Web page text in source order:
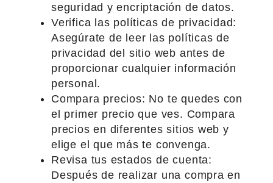
seguridad y encriptación de datos.
Verifica las políticas de privacidad:
Asegúrate de leer las políticas de
privacidad del sitio web antes de
proporcionar cualquier información
personal.
Compara precios: No te quedes con
el primer precio que ves. Compara
precios en diferentes sitios web y
elige el que más te convenga.
Revisa tus estados de cuenta:
Después de realizar una compra en